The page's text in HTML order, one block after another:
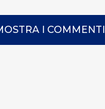
I COMMENTI